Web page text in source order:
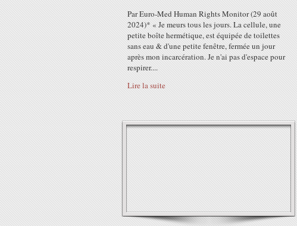
Par Euro-Med Human Rights Monitor (29 août
2024)* « Je meurs tous les jours. La cellule, une
petite boîte hermétique, est équipée de toilettes
sans eau & d'une petite fenêtre, fermée un jour
après mon incarcération. Je n'ai pas d'espace pour
respirer....
Lire la suite